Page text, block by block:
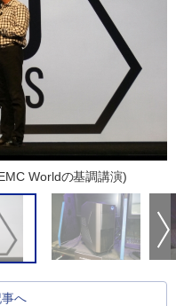
Worldの基調講演)
へ